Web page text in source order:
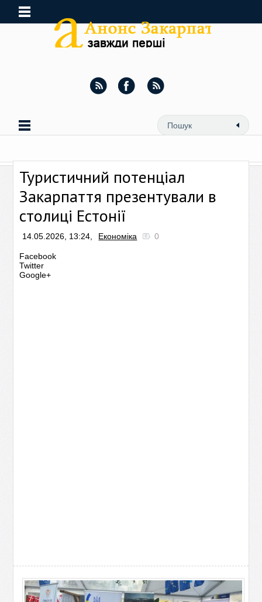
Туристичний потенціал
Закарпаття презентували в
столиці Естонії
14.05.2026, 13:24, Економіка 0
Facebook
Twitter
Google+